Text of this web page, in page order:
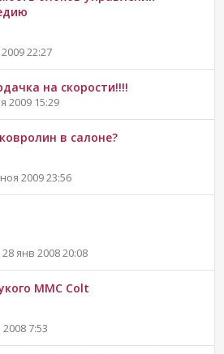
22:27
на скорости!!!!
2009 15:29
в салоне?
2009 23:56
янв 2008 20:08
ММС Colt
7:53